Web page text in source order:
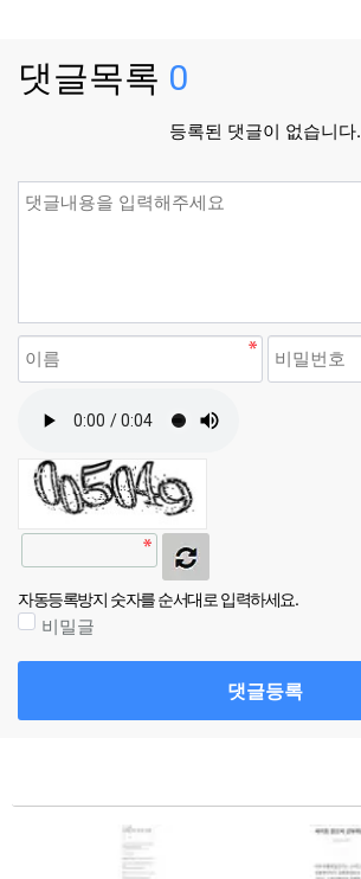
댓글목록 0
등록된 댓글이 없습니다.
자동등록방지 숫자를 순서대로 입력하세요.
비밀글
댓글등록